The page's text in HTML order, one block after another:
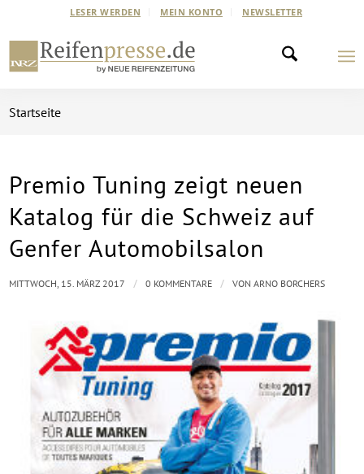
LESER WERDEN MEIN KONTO NEWSLETTER
Startseite
Premio Tuning zeigt neuen
Katalog für die Schweiz auf
Genfer Automobilsalon
MITTWOCH, 15. MÄRZ 2017 / 0 KOMMENTARE / VONARNO BORCHERS